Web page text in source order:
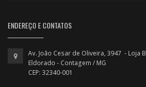
ENDEREÇO E CONTATOS
Av. João Cesar de Oliveira, 3947 - Loja B
Eldorado - Contagem / MG
CEP: 32340-001